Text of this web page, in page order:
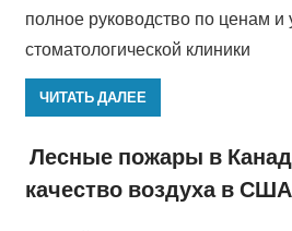
полное руководство по ценам
стоматологической клиники
ЧИТАТЬ ДАЛЕЕ
Лесные пожары в
качество воздуха в США